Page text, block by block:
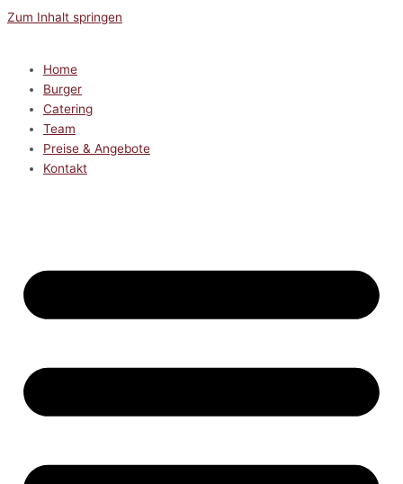
Zum Inhalt springen
Home
Burger
Catering
Team
Preise & Angebote
Kontakt